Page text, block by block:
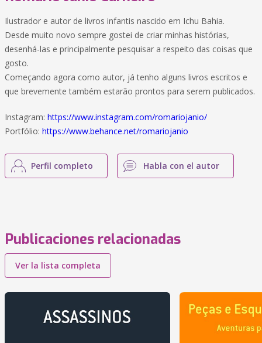
Ilustrador e autor de livros infantis nascido em Ichu Bahia.
Desde muito novo sempre gostei de criar minhas histórias,
desenhá-las e principalmente pesquisar a respeito das coisas que
gosto.
Começando agora como autor, já tenho alguns livros escritos e
que brevemente também estarão prontos para serem publicados.
Instagram: https://www.instagram.com/romariojanio/
Portfólio: https://www.behance.net/romariojanio
Perfil completo Habla con el autor
Publicaciones relacionadas
Ver la lista completa